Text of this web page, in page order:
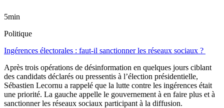
5min
Politique
Ingérences électorales : faut-il sanctionner les réseaux sociaux ?
Après trois opérations de désinformation en quelques jours ciblant
des candidats déclarés ou pressentis à l’élection présidentielle,
Sébastien Lecornu a rappelé que la lutte contre les ingérences était
une priorité. La gauche appelle le gouvernement à en faire plus et à
sanctionner les réseaux sociaux participant à la diffusion.